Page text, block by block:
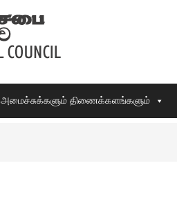
அமைச்சுக்களும் திணைக்களங்களும்